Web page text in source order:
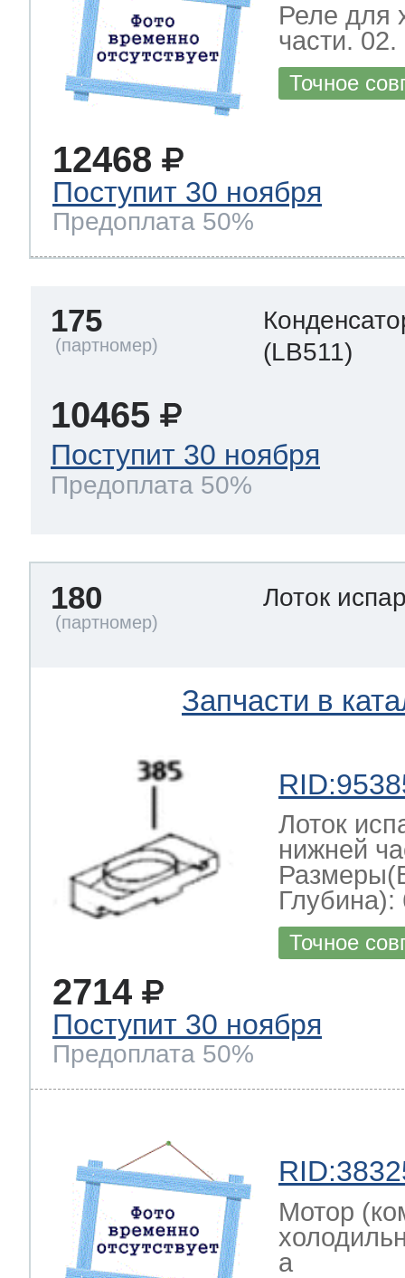
Реле для
части. 02.
Точное
12468
Поступит 30 ноября
Предоплата 50%
175
(LB511)
10465
Поступит 30 ноября
Предоплата 50%
180 Лоток
Запчасти в
Лоток
нижней
Глубина):
Точное
2714
Поступит 30 ноября
Предоплата 50%
Мотор
a